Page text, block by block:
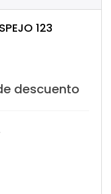
123
descuento